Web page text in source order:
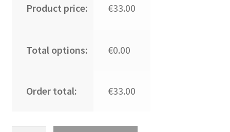
Product price: €33.00
Total options: €0.00
Order total: €33.00